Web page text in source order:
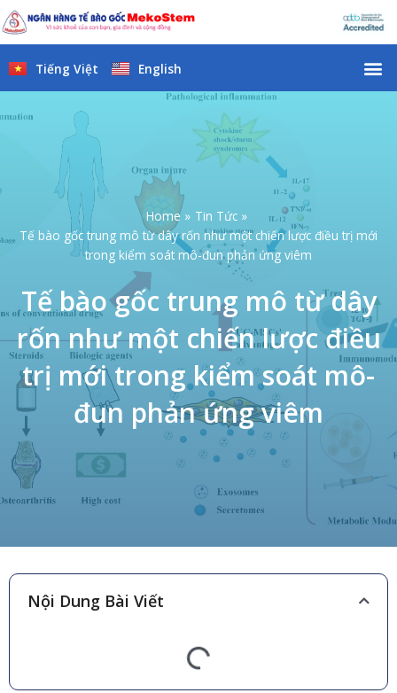
Skip
to
content
Tiếng Việt English
Home
Tin Tức
Tế bào gốc trung mô từ dây rốn như một chiến lược điều trị mới
trong kiểm soát mô-đun phản ứng viêm
Tế bào gốc trung mô từ dây
rốn như một chiến lược điều
trị mới trong kiểm soát mô-
đun phản ứng viêm
Nội Dung Bài Viết